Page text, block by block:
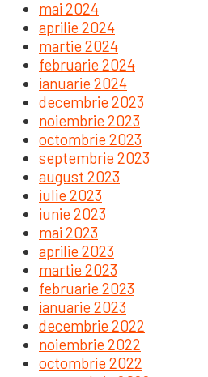
mai 2024
aprilie 2024
martie 2024
februarie 2024
ianuarie 2024
decembrie 2023
noiembrie 2023
octombrie 2023
septembrie 2023
august 2023
iulie 2023
iunie 2023
mai 2023
aprilie 2023
martie 2023
februarie 2023
ianuarie 2023
decembrie 2022
noiembrie 2022
octombrie 2022